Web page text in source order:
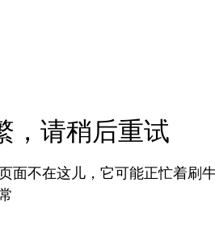
，请稍后重试
面不在这儿，它可能正忙着刷